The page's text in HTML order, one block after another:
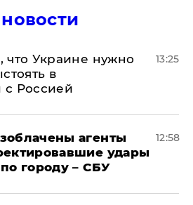
что Украине нужно
в
с Россией
13:25
агенты
удары
городу – СБУ
12:58